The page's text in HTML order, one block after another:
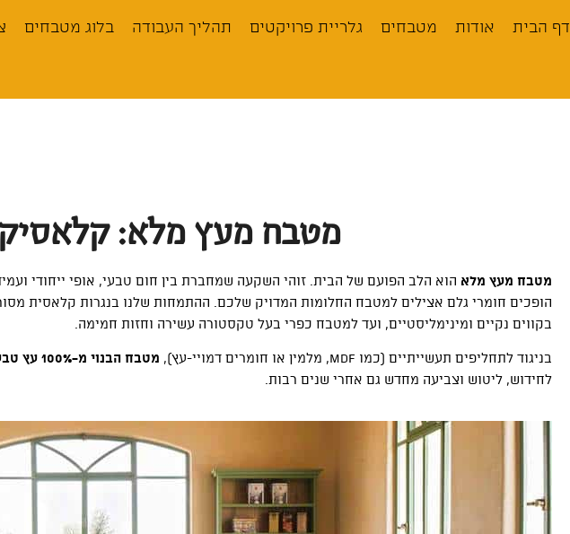
דף הבית אודות מטבחים גלריית פרויקטים תהליך העבודה בלוג מטבחים
מטבח מעץ מלא:
מטבח מעץ מלא
הופכים חומרי גלם אצילים למטבח החלומות המדויק שלכם. ההתמחות שלנו בנגרות קלאסית
בקווים נקיים ומינימליסטיים, ועד למטבח כפרי בעל טקסטורה עשירה וחזות חמימה.
בניגוד לתחליפים תעשייתיים (כמו MDF, מלמין או חומרים דמויי-עץ), מטבח הבנוי מ-100% עץ טבעי
לחידוש, ליטוש וצביעה מחדש גם אחרי שנים רבות.